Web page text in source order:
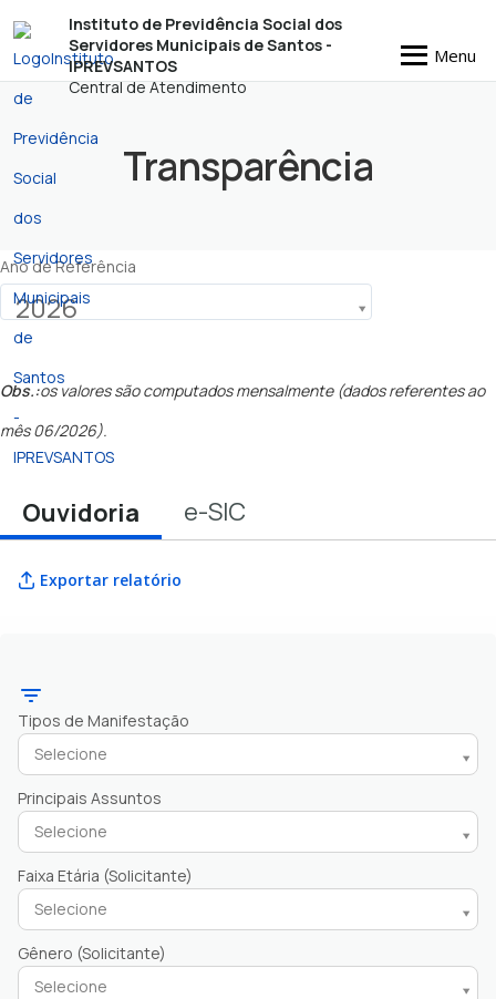
Instituto de Previdência Social dos
Servidores Municipais de Santos -
IPREVSANTOS
Central de Atendimento
Menu
Transparência
Ano de Referência
2026
Obs.:os valores são computados mensalmente (dados referentes ao
mês 06/2026).
Ouvidoria e-SIC
Exportar relatório
Tipos de Manifestação
Selecione
Principais Assuntos
Selecione
Faixa Etária (Solicitante)
Selecione
Gênero (Solicitante)
Selecione